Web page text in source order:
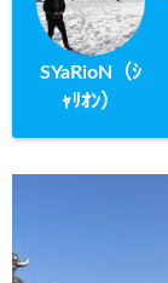
SYaRioN（ｼ
ｬﾘｵﾝ）